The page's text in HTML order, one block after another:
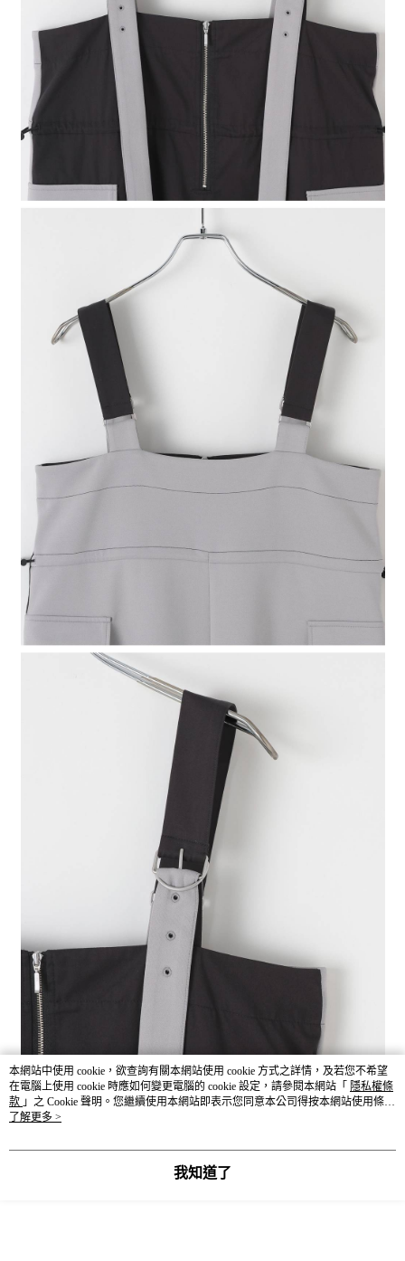
本網站中使用 cookie，欲查詢有關本網站使用 cookie 方式之詳情，及若您不希望
在電腦上使用 cookie 時應如何變更電腦的 cookie 設定，請參閱本網站「 隱私權條
款 」之 Cookie 聲明。您繼續使用本網站即表示您同意本公司得按本網站使用條款
之 Cookie 聲明使用 cookie。
了解更多 >
我知道了